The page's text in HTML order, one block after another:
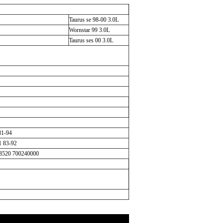
Taurus se 98-00 3.0L
Wornstar 99 3.0L
Taurus ses 00 3.0L
94
83-92
700240000